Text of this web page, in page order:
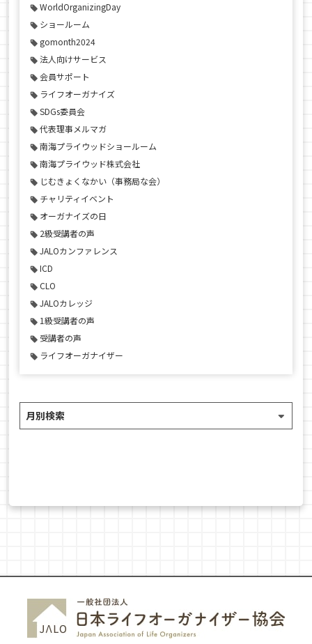
WorldOrganizingDay
ショールーム
gomonth2024
法人向けサービス
会員サポート
ライフオーガナイズ
SDGs委員会
代表理事メルマガ
南海プライウッドショールーム
南海プライウッド株式会社
じむきょくなかい（事務局な会）
チャリティイベント
オーガナイズの日
2級受講者の声
JALOカンファレンス
ICD
CLO
JALOカレッジ
1級受講者の声
受講者の声
ライフオーガナイザー